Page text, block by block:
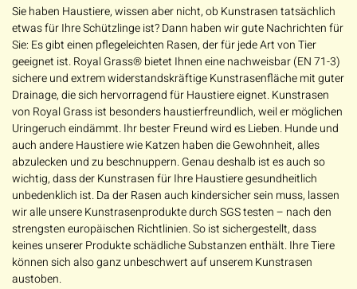
Sie haben Haustiere, wissen aber nicht, ob Kunstrasen tatsächlich
etwas für Ihre Schützlinge ist? Dann haben wir gute Nachrichten für
Sie: Es gibt einen pflegeleichten Rasen, der für jede Art von Tier
geeignet ist. Royal Grass® bietet Ihnen eine nachweisbar (EN 71-3)
sichere und extrem widerstandskräftige Kunstrasenfläche mit guter
Drainage, die sich hervorragend für Haustiere eignet. Kunstrasen
von Royal Grass ist besonders haustierfreundlich, weil er möglichen
Uringeruch eindämmt. Ihr bester Freund wird es Lieben. Hunde und
auch andere Haustiere wie Katzen haben die Gewohnheit, alles
abzulecken und zu beschnuppern. Genau deshalb ist es auch so
wichtig, dass der Kunstrasen für Ihre Haustiere gesundheitlich
unbedenklich ist. Da der Rasen auch kindersicher sein muss, lassen
wir alle unsere Kunstrasenprodukte durch SGS testen – nach den
strengsten europäischen Richtlinien. So ist sichergestellt, dass
keines unserer Produkte schädliche Substanzen enthält. Ihre Tiere
können sich also ganz unbeschwert auf unserem Kunstrasen
austoben.